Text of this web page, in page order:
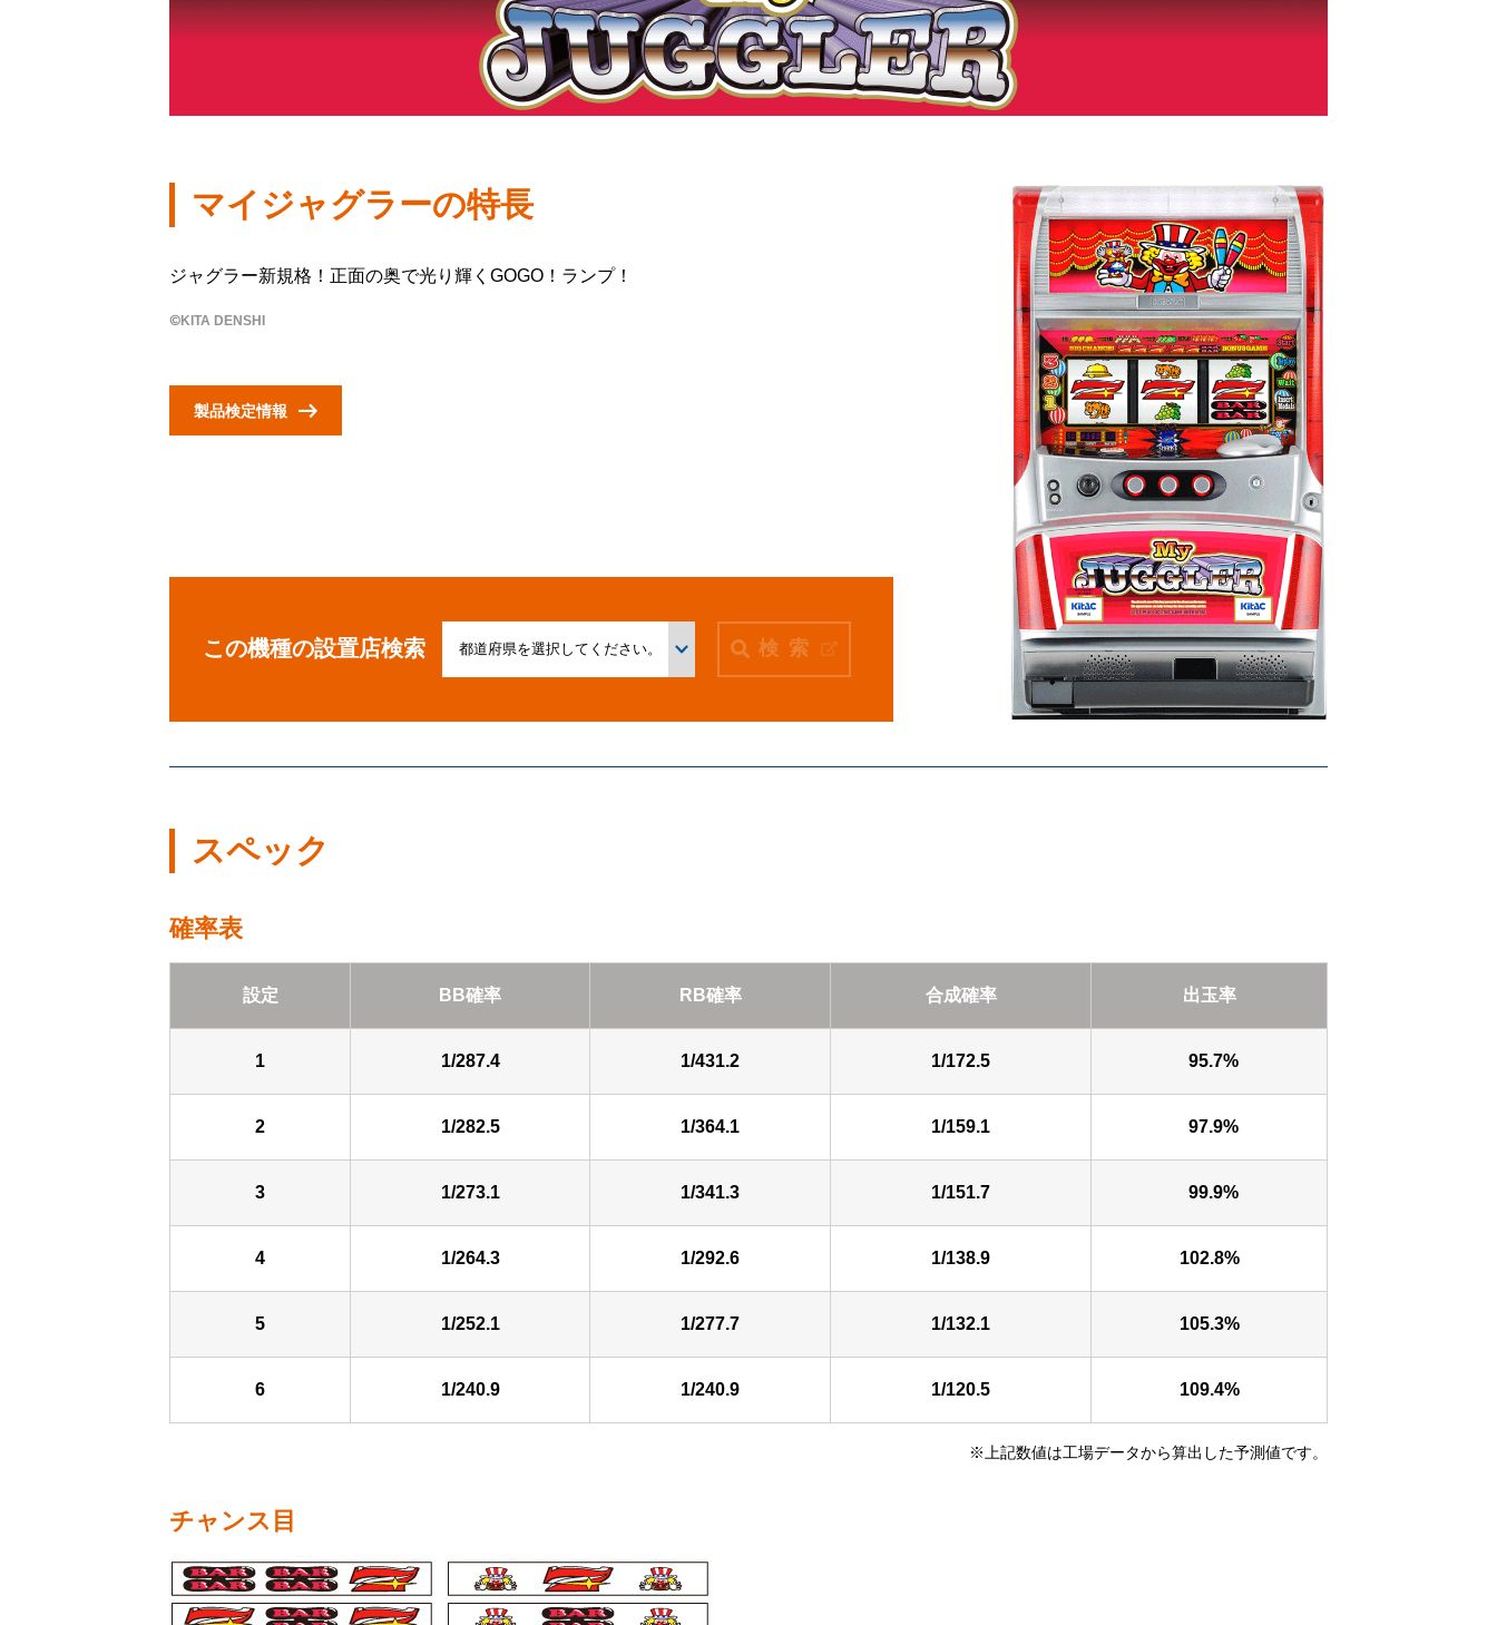
企業活動
SDGs
マイジャグラーの特長
ジャグラー新規格！正面の奥で光り輝くGOGO！ランプ！
©KITA DENSHI
製品検定情報
この機種の設置店検索 検索
スペック
確率表
設定 BB確率 RB確率 合成確率 出玉率
1 1/287.4 1/431.2 1/172.5 95.7%
2 1/282.5 1/364.1 1/159.1 97.9%
3 1/273.1 1/341.3 1/151.7 99.9%
4 1/264.3 1/292.6 1/138.9 102.8%
5 1/252.1 1/277.7 1/132.1 105.3%
6 1/240.9 1/240.9 1/120.5 109.4%
※上記数値は工場データから算出した予測値です。
チャンス目